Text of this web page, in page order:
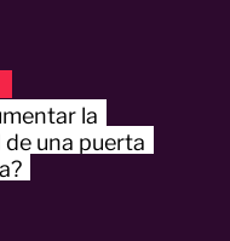
la
una puerta